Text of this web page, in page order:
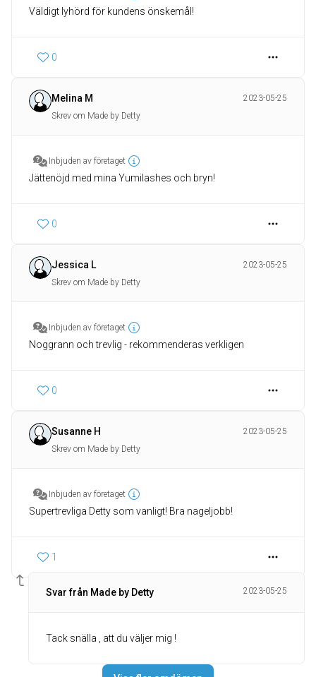
Väldigt lyhörd för kundens önskemål!
0
Melina M
2023-05-25
Skrev om Made by Detty
Inbjuden av företaget
Jättenöjd med mina Yumilashes och bryn!
0
Jessica L
2023-05-25
Skrev om Made by Detty
Inbjuden av företaget
Noggrann och trevlig - rekommenderas verkligen
0
Susanne H
2023-05-25
Skrev om Made by Detty
Inbjuden av företaget
Supertrevliga Detty som vanligt! Bra nageljobb!
1
Svar från Made by Detty 2023-05-25
Tack snälla , att du väljer mig !